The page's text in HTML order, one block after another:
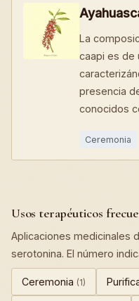
La
caapi es de
presencia
conocidos
Ceremonia
Usos terapéuticos
Aplicaciones medicinales
serotonina. El número
Ceremonia (1)